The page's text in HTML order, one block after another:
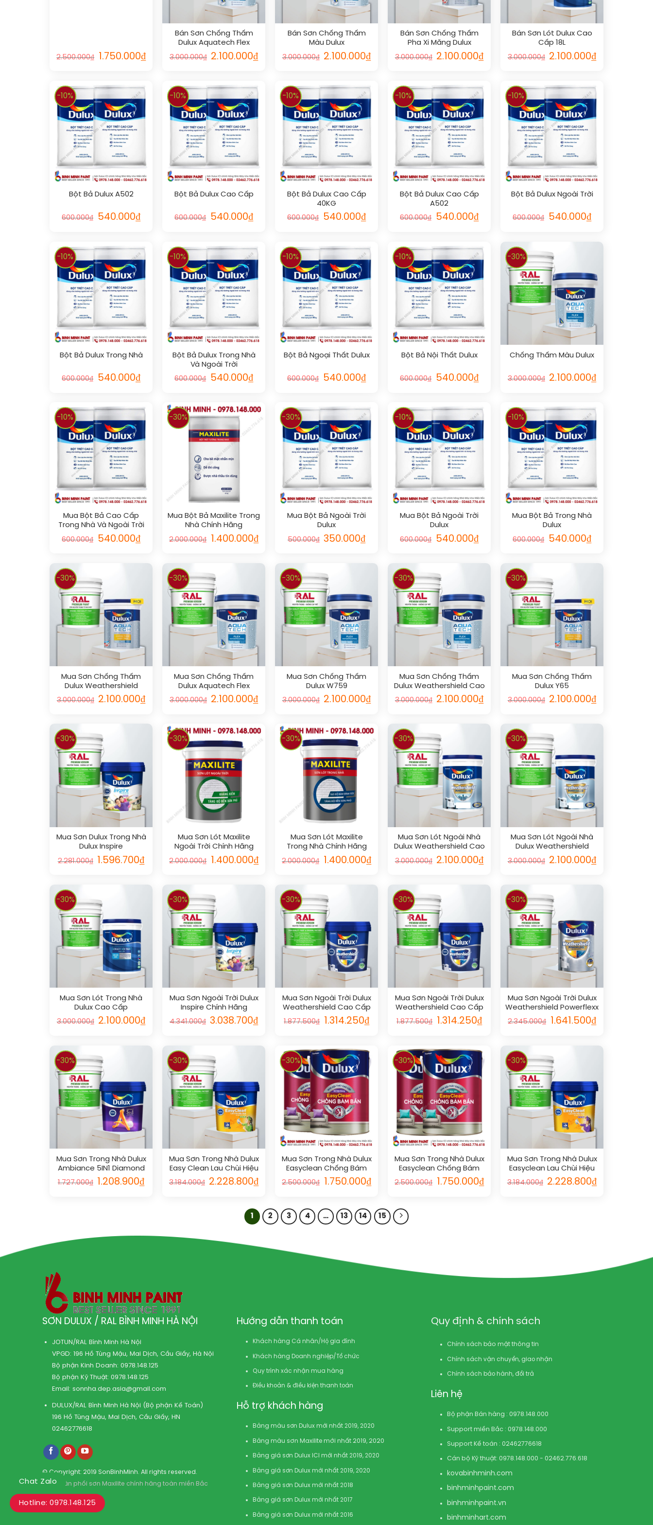
2.500.000₫ 1.750.000₫
Bán Sơn Chống Thấm
Dulux Aquatech Flex
3.000.000₫ 2.100.000₫
Bán Sơn Chống Thấm
Màu Dulux
3.000.000₫ 2.100.000₫
Bán Sơn Chống Thấm
Pha Xi Măng Dulux
3.000.000₫ 2.100.000₫
Bán Sơn Lót Dulux Cao
Cấp 18L
3.000.000₫ 2.100.000₫
-10%
Bột Bả Dulux A502
600.000₫ 540.000₫
-10%
Bột Bả Dulux Cao Cấp
600.000₫ 540.000₫
-10%
Bột Bả Dulux Cao Cấp
40KG
600.000₫ 540.000₫
-10%
Bột Bả Dulux Cao Cấp
A502
600.000₫ 540.000₫
-10%
Bột Bả Dulux Ngoài Trời
600.000₫ 540.000₫
-10%
Bột Bả Dulux Trong Nhà
600.000₫ 540.000₫
-10%
Bột Bả Dulux Trong Nhà
Và Ngoài Trời
600.000₫ 540.000₫
-10%
Bột Bả Ngoại Thất Dulux
600.000₫ 540.000₫
-10%
Bột Bả Nội Thất Dulux
600.000₫ 540.000₫
-30%
Chống Thấm Màu Dulux
3.000.000₫ 2.100.000₫
-10%
Mua Bột Bả Cao Cấp
Trong Nhà Và Ngoài Trời
Dulux
600.000₫ 540.000₫
-30%
Mua Bột Bả Maxilite Trong
Nhà Chính Hãng
2.000.000₫ 1.400.000₫
-30%
Mua Bột Bả Ngoài Trời
Dulux
500.000₫ 350.000₫
-10%
Mua Bột Bả Ngoài Trời
Dulux
600.000₫ 540.000₫
-10%
Mua Bột Bả Trong Nhà
Dulux
600.000₫ 540.000₫
-30%
Mua Sơn Chống Thấm
Dulux Weathershield
3.000.000₫ 2.100.000₫
-30%
Mua Sơn Chống Thấm
Dulux Aquatech Flex
3.000.000₫ 2.100.000₫
-30%
Mua Sơn Chống Thấm
Dulux W759
3.000.000₫ 2.100.000₫
-30%
Mua Sơn Chống Thấm
Dulux Weathershield Cao
Cấp
3.000.000₫ 2.100.000₫
-30%
Mua Sơn Chống Thấm
Dulux Y65
3.000.000₫ 2.100.000₫
-30%
Mua Sơn Dulux Trong Nhà
Dulux Inspire
2.281.000₫ 1.596.700₫
-30%
Mua Sơn Lót Maxilite
Ngoài Trời Chính Hãng
2.000.000₫ 1.400.000₫
-30%
Mua Sơn Lót Maxilite
Trong Nhà Chính Hãng
2.000.000₫ 1.400.000₫
-30%
Mua Sơn Lót Ngoài Nhà
Dulux Weathershield Cao
Cấp
3.000.000₫ 2.100.000₫
-30%
Mua Sơn Lót Ngoài Nhà
Dulux Weathershield
Powersealer Siêu Cao
Cấp
3.000.000₫ 2.100.000₫
-30%
Mua Sơn Lót Trong Nhà
Dulux Cao Cấp
3.000.000₫ 2.100.000₫
-30%
Mua Sơn Ngoài Trời Dulux
Inspire Chính Hãng
4.341.000₫ 3.038.700₫
-30%
Mua Sơn Ngoài Trời Dulux
Weathershield Cao Cấp
Bóng Chính Hãng
1.877.500₫ 1.314.250₫
-30%
Mua Sơn Ngoài Trời Dulux
Weathershield Cao Cấp
Mờ Chính Hãng
1.877.500₫ 1.314.250₫
-30%
Mua Sơn Ngoài Trời Dulux
Weathershield Powerflexx
Siêu Cao Cấp Chính Hãng
2.345.000₫ 1.641.500₫
-30%
Mua Sơn Trong Nhà Dulux
Ambiance 5IN1 Diamond
Glow Siêu Bóng Chính
Hãng
1.727.000₫ 1.208.900₫
-30%
Mua Sơn Trong Nhà Dulux
Easy Clean Lau Chùi Hiệu
Quả Bóng Mờ Cao Cấp
3.184.000₫ 2.228.800₫
-30%
Mua Sơn Trong Nhà Dulux
Easyclean Chống Bám
Bẩn Bóng Cao Cấp Chính
Hãng
2.500.000₫ 1.750.000₫
-30%
Mua Sơn Trong Nhà Dulux
Easyclean Chống Bám
Bẩn Mờ Chính Hãng
2.500.000₫ 1.750.000₫
-30%
Mua Sơn Trong Nhà Dulux
Easyclean Lau Chùi Hiệu
Quả Bóng Cao Cấp Chính
Hãng
3.184.000₫ 2.228.800₫
1 2 3 4 … 13 14 15
SƠN DULUX / RAL BÌNH MINH HÀ NỘI
JOTUN/RAL Bình Minh Hà Nội
VPGD: 196 Hồ Tùng Mậu, Mai Dịch, Cầu Giấy, Hà Nội
Bộ phận Kinh Doanh:0978.148.125
Bộ phận Kỹ Thuật:0978.148.125
Email: sonnha.dep.asia@gmail.com
DULUX/RAL Bình Minh Hà Nội (Bộ phận Kế Toán)
196 Hồ Tùng Mậu, Mai Dịch, Cầu Giấy, HN
02462776618
© Copyright: 2019 SonBinhMinh. All rights reserved.
Kho phân phối sơn Maxilite chính hãng toàn miền Bắc
Hướng dẫn thanh toán
Khách hàng Cá nhân/Hộ gia đình
Khách hàng Doanh nghiệp/Tổ chức
Quy trình xác nhận mua hàng
Điều khoản & điều kiện thanh toán
Hỗ trợ khách hàng
Bảng màu sơn Dulux mới nhất 2019, 2020
Bảng màu sơn Maxilite mới nhất 2019, 2020
Bảng giá sơn Dulux ICI mới nhất 2019, 2020
Bảng giá sơn Dulux mới nhất 2019, 2020
Bảng giá sơn Dulux mới nhất 2018
Bảng giá sơn Dulux mới nhất 2017
Bảng giá sơn Dulux mới nhất 2016
Quy định & chính sách
Chính sách bảo mật thông tin
Chính sách vận chuyển, giao nhận
Chính sách bảo hành, đổi trả
Liên hệ
Bộ phận Bán hàng : 0978.148.000
Support miền Bắc : 0978.148.000
Support Kế toán : 02462776618
Cán bộ Kỹ thuật: 0978.148.000 - 02462.776.618
kovabinhminh.com
binhminhpaint.com
binhminhpaint.vn
binhminhart.com
Chat Zalo
Hotline: 0978.148.125